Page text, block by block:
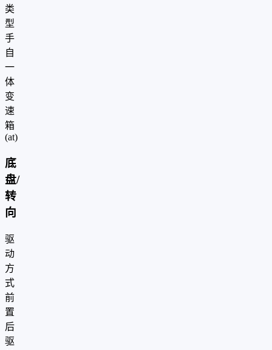
类
型
手
自
一
体
变
速
箱
(at)
底
盘/
转
向
驱
动
方
式
前
置
后
驱